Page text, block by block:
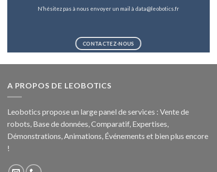
N’hésitez pas à nous envoyer un mail à data@leobotics.fr
CONTACTEZ-NOUS
A PROPOS DE LEOBOTICS
Leobotics propose un large panel de services : Vente de
robots, Base de données, Comparatif, Expertises,
Démonstrations, Animations, Événements et bien plus encore
!